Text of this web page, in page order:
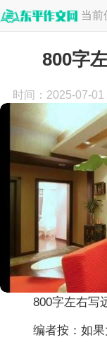
当前
800字
时间：2025-07-01
800字左右写
编者按：如